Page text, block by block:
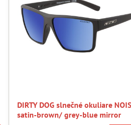
DIRTY DOG slnečné okuliare
satin-brown/ grey-blue mirror